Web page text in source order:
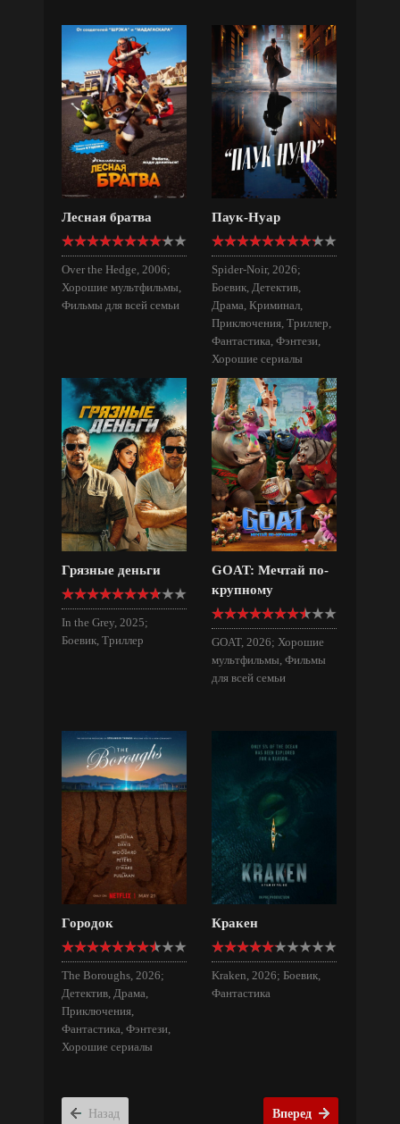
Лесная братва
Over the Hedge, 2006;
Хорошие мультфильмы,
Фильмы для всей семьи
Паук-Нуар
Spider-Noir, 2026;
Боевик, Детектив,
Драма, Криминал,
Приключения, Триллер,
Фантастика, Фэнтези,
Хорошие сериалы
Грязные деньги
In the Grey, 2025;
Боевик, Триллер
GOAT: Мечтай по-
крупному
GOAT, 2026; Хорошие
мультфильмы, Фильмы
для всей семьи
Городок
The Boroughs, 2026;
Детектив, Драма,
Приключения,
Фантастика, Фэнтези,
Хорошие сериалы
Кракен
Kraken, 2026; Боевик,
Фантастика
Назад Вперед